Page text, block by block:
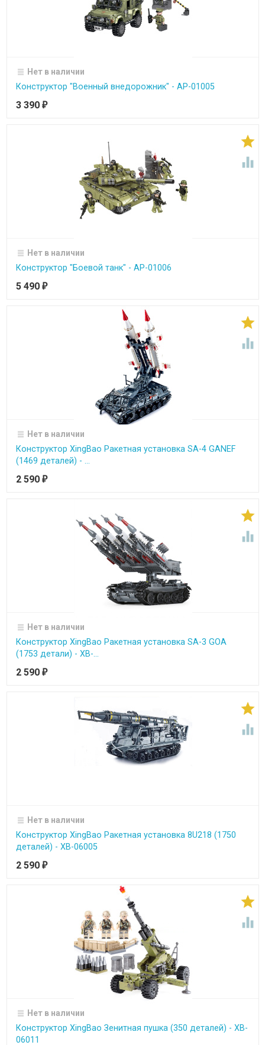
Нет в наличии
Конструктор "Военный внедорожник" - АР-01005
3 390 ₽


Нет в наличии
Конструктор "Боевой танк" - АР-01006
5 490 ₽


Нет в наличии
Конструктор XingBao Ракетная установка SA-4 GANEF
(1469 деталей) - ...
2 590 ₽


Нет в наличии
Конструктор XingBao Ракетная установка SA-3 GOA
(1753 детали) - XB-...
2 590 ₽


Нет в наличии
Конструктор XingBao Ракетная установка 8U218 (1750
деталей) - XB-06005
2 590 ₽


Нет в наличии
Конструктор XingBao Зенитная пушка (350 деталей) - XB-
06011